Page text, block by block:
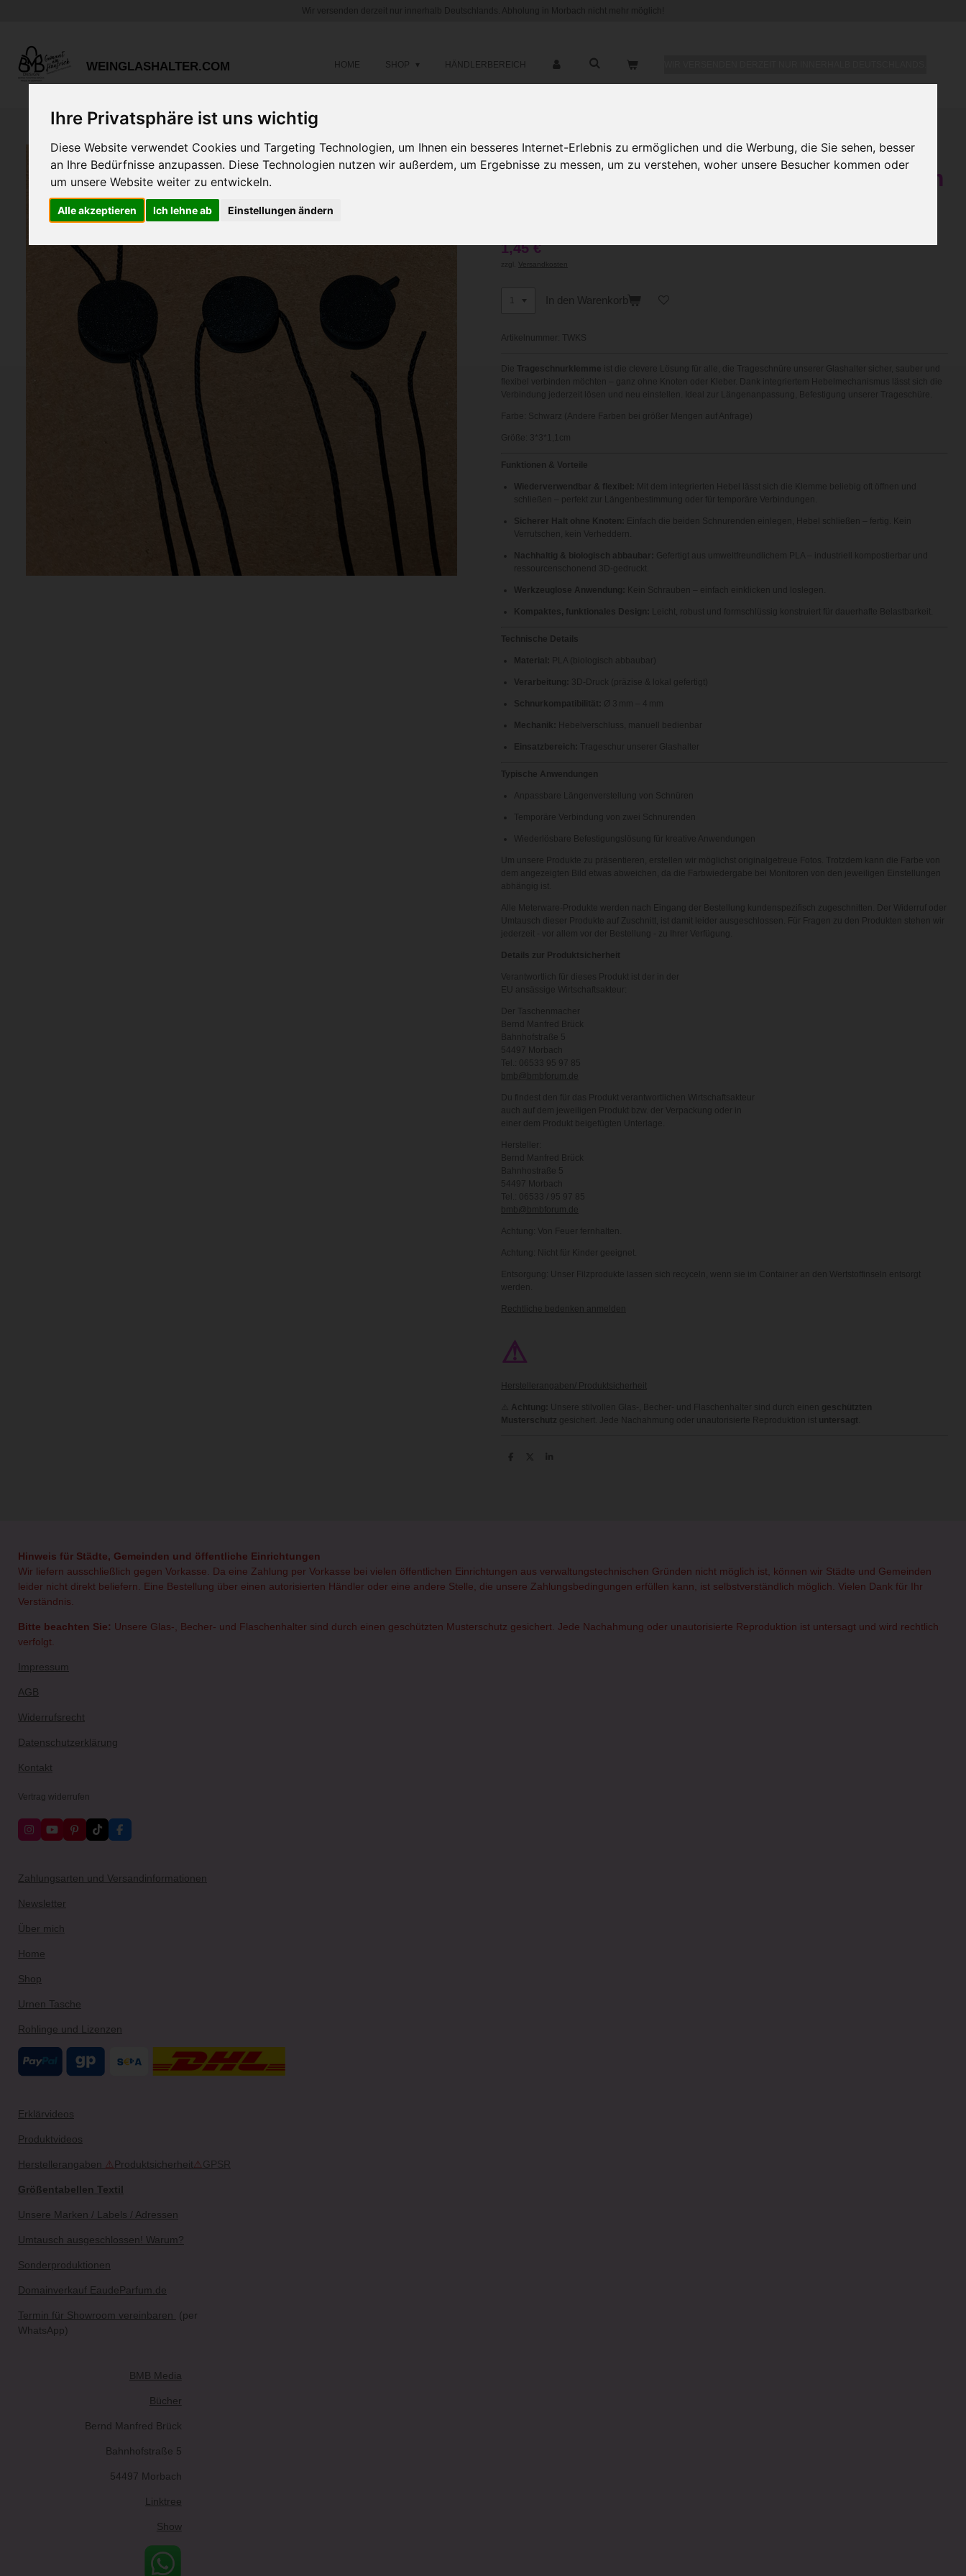
Ihre Privatsphäre ist uns wichtig
Diese Website verwendet Cookies und Targeting Technologien, um Ihnen ein besseres Internet-Erlebnis zu ermöglichen und die Werbung, die Sie sehen, besser
an Ihre Bedürfnisse anzupassen. Diese Technologien nutzen wir außerdem, um Ergebnisse zu messen, um zu verstehen, woher unsere Besucher kommen oder
um unsere Website weiter zu entwickeln.
Alle akzeptieren Ich lehne ab Einstellungen ändern
WEINGLASHALTER.COM HOME SHOP HÄNDLERBEREICH
Trageschnurklemme –
Wiederverwendbare Klemme für 3–4 mm
1,45 €
Versandkosten
In den Warenkorb
Artikelnummer: TWKS
Die Trageschnurklemme ist die clevere Lösung für alle, die Trageschnüre unserer Glashalter sicher, sauber und
flexibel verbinden möchten – ganz ohne Knoten oder Kleber. Dank integriertem Hebelmechanismus lässt sich die
Verbindung jederzeit lösen und neu einstellen. Ideal zur Längenanpassung, Befestigung unserer Trageschüre.
Farbe: Schwarz (Andere Farben bei größer Mengen auf Anfrage)
Größe: 3*3*1,1cm
Funktionen & Vorteile
Wiederverwendbar & flexibel:
Mit dem integrierten Hebel lässt sich die Klemme beliebig oft öffnen und
schließen – perfekt zur Längenbestimmung oder für temporäre Verbindungen.
Sicherer Halt ohne Knoten:
Einfach die beiden Schnurenden einlegen, Hebel schließen – fertig. Kein
Verrutschen, kein Verheddern.
Nachhaltig & biologisch abbaubar:
Gefertigt aus umweltfreundlichem PLA – industriell kompostierbar und
ressourcenschonend 3D-gedruckt.
Werkzeuglose Anwendung: Kein Schrauben – einfach einklicken und loslegen.
Kompaktes, funktionales Design: Leicht, robust und formschlüssig konstruiert für dauerhafte Belastbarkeit.
Technische Details
Material: PLA (biologisch abbaubar)
Verarbeitung: 3D-Druck (präzise & lokal gefertigt)
Schnurkompatibilität: Ø 3 mm – 4 mm
Mechanik: Hebelverschluss, manuell bedienbar
Einsatzbereich: Trageschur unserer Glashalter
Typische Anwendungen
Anpassbare Längenverstellung von Schnüren
Temporäre Verbindung von zwei Schnurenden
Wiederlösbare Befestigungslösung für kreative Anwendungen
Um unsere Produkte zu präsentieren, erstellen wir möglichst originalgetreue Fotos. Trotzdem kann die Farbe von
dem angezeigten Bild etwas abweichen, da die Farbwiedergabe bei Monitoren von den jeweiligen Einstellungen
abhängig ist.
Alle Meterware-Produkte werden nach Eingang der Bestellung kundenspezifisch zugeschnitten. Der Widerruf oder
Umtausch dieser Produkte auf Zuschnitt, ist damit leider ausgeschlossen. Für Fragen zu den Produkten stehen wir
jederzeit - vor allem vor der Bestellung - zu Ihrer Verfügung.
Details zur Produktsicherheit
Verantwortlich für dieses Produkt ist der in der
EU ansässige Wirtschaftsakteur:
Der Taschenmacher
Bernd Manfred Brück
Bahnhofstraße 5
54497 Morbach
Tel.: 06533 95 97 85
bmb@bmbforum.de
Du findest den für das Produkt verantwortlichen Wirtschaftsakteur
auch auf dem jeweiligen Produkt bzw. der Verpackung oder in
einer dem Produkt beigefügten Unterlage.
Hersteller:
Bernd Manfred Brück
Bahnhostraße 5
54497 Morbach
Tel.: 06533 / 95 97 85
bmb@bmbforum.de
Achtung: Von Feuer fernhalten.
Achtung: Nicht für Kinder geeignet.
Entsorgung: Unser Filzprodukte lassen sich recyceln, wenn sie im Container an den Wertstoffinseln entsorgt
werden.
Rechtliche bedenken anmelden
⚠
Herstellerangaben/ Produktsicherheit
Achtung: Unsere stilvollen Glas-, Becher- und Flaschenhalter sind durch einen
geschützten
Musterschutz
gesichert. Jede Nachahmung oder unautorisierte Reproduktion ist untersagt
T
T
T
Hinweis für Städte, Gemeinden und öffentliche Einrichtungen
Wir liefern ausschließlich gegen Vorkasse. Da eine Zahlung per Vorkasse bei vielen öffentlichen Einrichtungen aus verwaltungstechnischen Gründen nicht möglich ist, können wir Städte und Gemeinden
leider nicht direkt beliefern. Eine Bestellung über einen autorisierten Händler oder eine andere Stelle, die unsere Zahlungsbedingungen erfüllen kann, ist selbstverständlich möglich. Vielen Dank für Ihr
Verständnis.
Bitte beachten Sie: Unsere Glas-, Becher- und Flaschenhalter sind durch einen geschützten Musterschutz gesichert. Jede Nachahmung oder unautorisierte Reproduktion ist untersagt und wird rechtlich
verfolgt.
Impressum
AGB
Widerrufsrecht
Datenschutzerklärung
Kontakt
Vertrag widerrufen
I
n
a
g
a
Y
o
b
P
i
r
T
i
k
F
a
o
Zahlungsarten und Versandinformationen
Newsletter
Über mich
Home
Shop
Urnen Tasche
Rohlinge und Lizenzen
Erklärvideos
Produktvideos
Herstellerangaben ⚠ Produktsicherheit⚠ GPSR
Größentabellen Textil
Unsere Marken / Labels / Adressen
Umtausch ausgeschlossen! Warum?
Sonderproduktionen
Domainverkauf EaudeParfum.de
Termin für Showroom vereinbaren
(per
WhatsApp)
BMB Media
Bücher
Bernd Manfred Brück
Bahnhofstraße 5
54497 Morbach
Linktree
Show